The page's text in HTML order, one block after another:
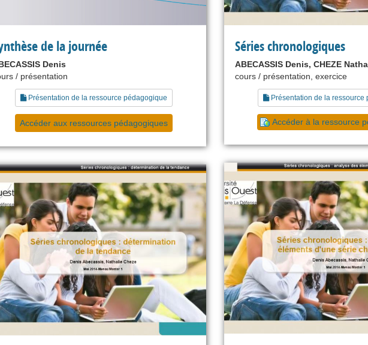
de la journée
Denis
/ présentation
Présentation de la ressource pédagogique
Accéder aux ressources pédagogiques
Séries chronologiques
ABECASSIS Denis, CHEZE
cours / présentation, exercice
Présentation de la ressource
Accéder à la ressource